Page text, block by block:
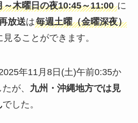
～木曜日の夜10:45～11:00に
放送は毎週土曜（金曜深夜）
見ることができます。
年11月8日(土)午前0:35か
が、 九州・沖縄地方では見
でした。